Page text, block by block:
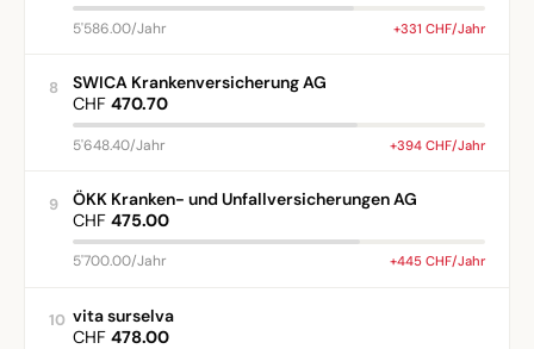
5'586.00/Jahr +331 CHF/Jahr
8
SWICA Krankenversicherung AG
CHF 470.70
5'648.40/Jahr +394 CHF/Jahr
9
ÖKK Kranken- und Unfallversicherungen AG
CHF 475.00
5'700.00/Jahr +445 CHF/Jahr
10 vita surselva
CHF 478.00